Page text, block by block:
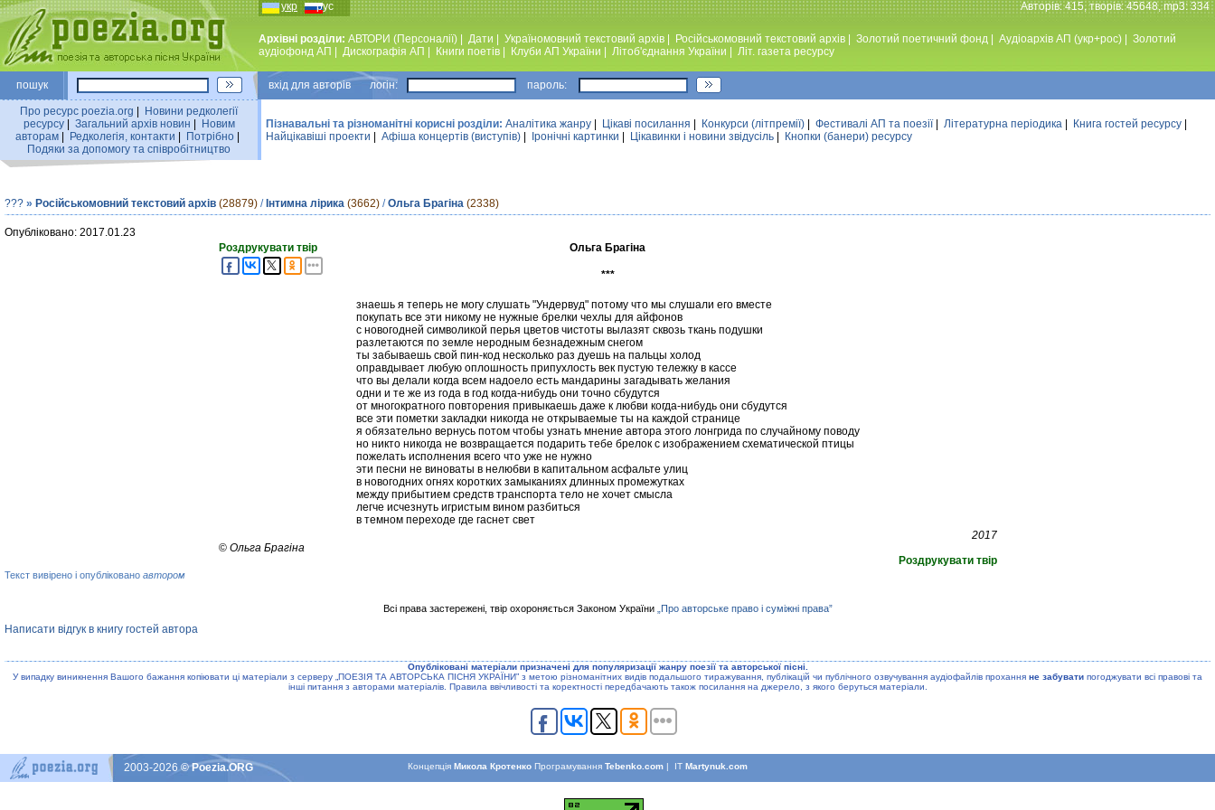
укр рус Авторiв: 415, творiв: 45648, mp3: 334
Архівні розділи: АВТОРИ (Персоналії) Дати Україномовний текстовий архiв Російськомовний текстовий архів Золотий поетичний фонд Аудiоархiв АП (укр+рос)
Золотий
аудiофонд АП
Дискографiя АП Книги поетiв Клуби АП України Лiтоб'єднання України Лiт. газета ресурсу
пошук вхiд для авторiв логін: пароль:
Про ресурс poezia.org
Новини редколегiї
ресурсу| Загальний архiв новин
Новим
авторам
Редколегiя, контакти Потрiбно
Подяки за допомогу та співробітництво
Пізнавальні та різноманітні корисні розділи: Аналiтика жанру Цікаві посилання Конкурси (лiтпремiї) Фестивалi АП та поезiї| Літературна періодика Книга гостей ресурсу
Найцiкавiшi проекти
Афіша концертів (виступів) Iронiчнi картинки Цікавинки і новини звідусіль Кнопки (банери) ресурсу
??? » Російськомовний текстовий архів (28879) / Інтимна лірика (3662) /Ольга Брагіна (2338)
Опубліковано: 2017.01.23
Роздрукувати твір
Ольга Брагіна
***
знаешь я теперь не могу слушать "Ундервуд" потому что мы слушали его вместе
покупать все эти никому не нужные брелки чехлы для айфонов
с новогодней символикой перья цветов чистоты вылазят сквозь ткань подушки
разлетаются по земле неродным безнадежным снегом
ты забываешь свой пин-код несколько раз дуешь на пальцы холод
оправдывает любую оплошность припухлость век пустую тележку в кассе
что вы делали когда всем надоело есть мандарины загадывать желания
одни и те же из года в год когда-нибудь они точно сбудутся
от многократного повторения привыкаешь даже к любви когда-нибудь они сбудутся
все эти пометки закладки никогда не открываемые ты на каждой странице
я обязательно вернусь потом чтобы узнать мнение автора этого лонгрида по случайному поводу
но никто никогда не возвращается подарить тебе брелок с изображением схематической птицы
пожелать исполнения всего что уже не нужно
эти песни не виноваты в нелюбви в капитальном асфальте улиц
в новогодних огнях коротких замыканиях длинных промежутках
между прибытием средств транспорта тело не хочет смысла
легче исчезнуть игристым вином разбиться
в темном переходе где гаснет свет
2017
© Ольга Брагіна
Роздрукувати твір
Текст вивірено і опубліковано автором
Всі права застережені, твір охороняється Законом України „Про авторське право і суміжні права”
Написати відгук в книгу гостей автора
Опублiкованi матерiали призначенi для популяризацiї жанру поезiї та авторської пiснi.
У випадку виникнення Вашого бажання копiювати цi матерiали з серверу „ПОЕЗIЯ ТА АВТОРСЬКА ПIСНЯ УКРАЇНИ” з метою рiзноманiтних видiв подальшого тиражування, публiкацiй чи публiчного озвучування аудiофайлiв прохання не забувати погоджувати всi правовi та
iншi питання з авторами матерiалiв. Правила ввiчливостi та коректностi передбачають також посилання на джерело, з якого беруться матерiали.
Концепцiя Микола КротенкоПрограмування Tebenko.com| IT Martynuk.com
2003-2026© Poezia.ORG